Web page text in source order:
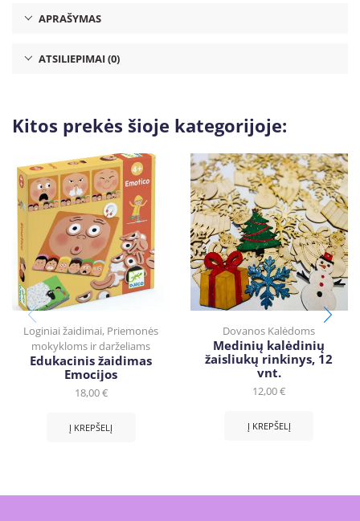
APRAŠYMAS
ATSILIEPIMAI (0)
Kitos prekės šioje kategorijoje:
Loginiai žaidimai, Priemonės
mokykloms ir darželiams
Edukacinis žaidimas
Emocijos
18,00€
Į KREPŠELĮ
Dovanos Kalėdoms
Medinių kalėdinių
žaisliukų rinkinys, 12
vnt.
12,00€
Į KREPŠELĮ